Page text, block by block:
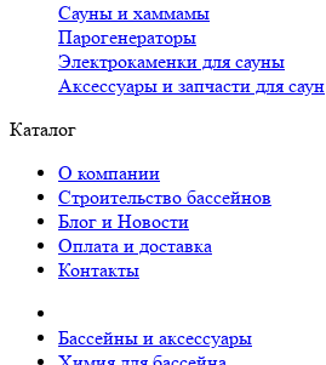
Сауны и хаммамы
Парогенераторы
Электрокаменки для сауны
Аксессуары и запчасти для саун
Каталог
О компании
Строительство бассейнов
Блог и Новости
Оплата и доставка
Контакты
Бассейны и аксессуары